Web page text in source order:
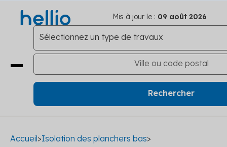
Mis à jour le : 09 août 2026
Accueil>Isolation des planchers bas>